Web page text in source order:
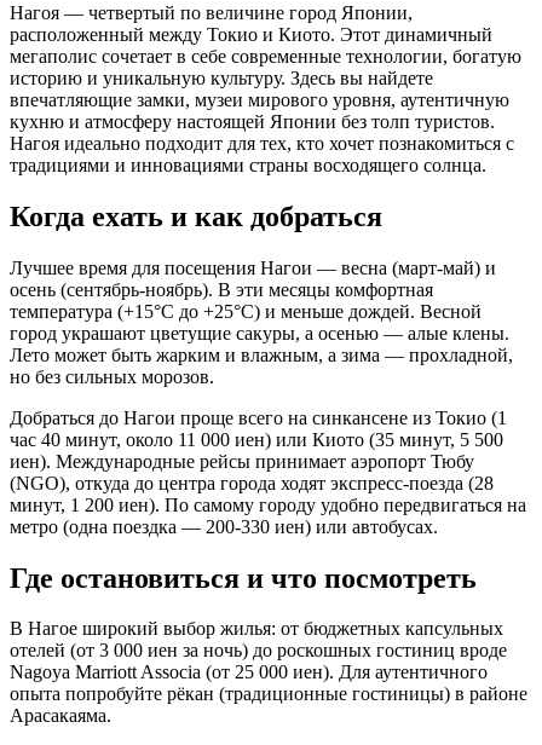
Нагоя — четвертый по величине город Японии,
расположенный между Токио и Киото. Этот динамичный
мегаполис сочетает в себе современные технологии, богатую
историю и уникальную культуру. Здесь вы найдете
впечатляющие замки, музеи мирового уровня, аутентичную
кухню и атмосферу настоящей Японии без толп туристов.
Нагоя идеально подходит для тех, кто хочет познакомиться с
традициями и инновациями страны восходящего солнца.
Когда ехать и как добраться
Лучшее время для посещения Нагои — весна (март-май) и
осень (сентябрь-ноябрь). В эти месяцы комфортная
температура (+15°C до +25°C) и меньше дождей. Весной
город украшают цветущие сакуры, а осенью — алые клены.
Лето может быть жарким и влажным, а зима — прохладной,
но без сильных морозов.
Добраться до Нагои проще всего на синкансене из Токио (1
час 40 минут, около 11 000 иен) или Киото (35 минут, 5 500
иен). Международные рейсы принимает аэропорт Тюбу
(NGO), откуда до центра города ходят экспресс-поезда (28
минут, 1 200 иен). По самому городу удобно передвигаться на
метро (одна поездка — 200-330 иен) или автобусах.
Где остановиться и что посмотреть
В Нагое широкий выбор жилья: от бюджетных капсульных
отелей (от 3 000 иен за ночь) до роскошных гостиниц вроде
Nagoya Marriott Associa (от 25 000 иен). Для аутентичного
опыта попробуйте рёкан (традиционные гостиницы) в районе
Арасакаяма.